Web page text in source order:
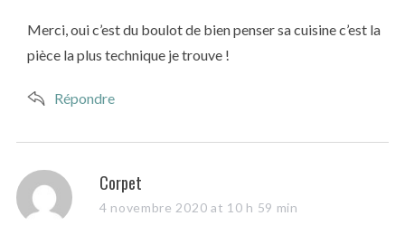
s
:
Merci, oui c’est du boulot de bien penser sa cuisine c’est la
pièce la plus technique je trouve !
Répondre
s
a
Corpet
4 novembre 2020 at 10 h 59 min